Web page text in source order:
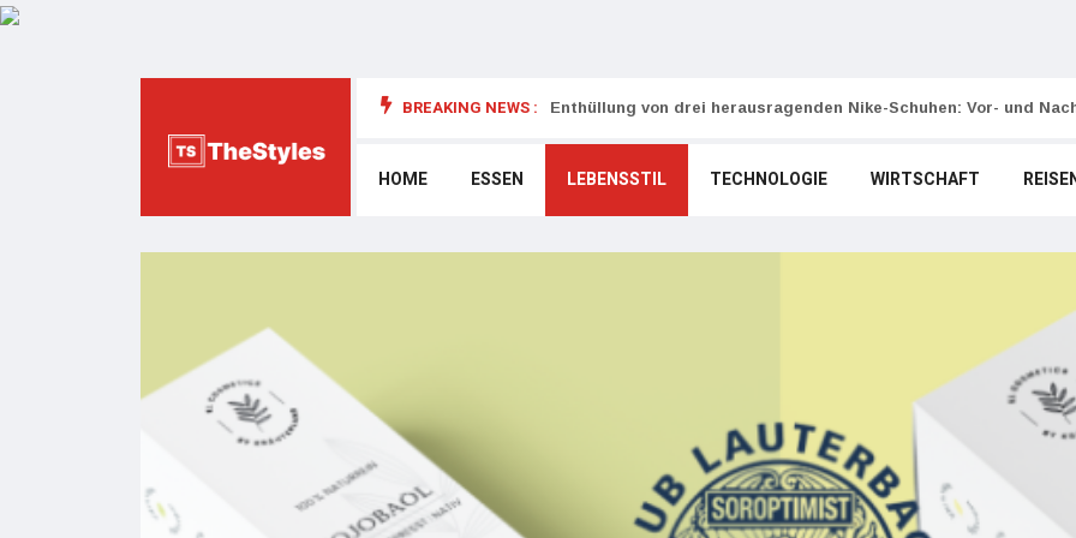
BREAKING NEWS : Enthüllung von drei herausragenden Nike-Schuhen: Vor- und
HOME ESSEN LEBENSSTIL TECHNOLOGIE WIRTSCHAFT